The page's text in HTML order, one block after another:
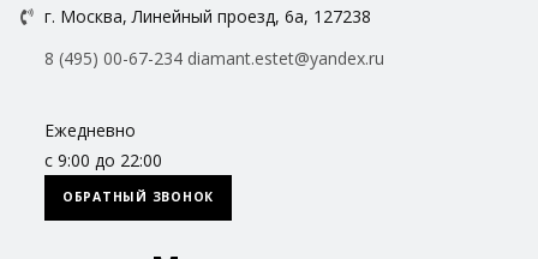
г. Москва, Линейный проезд, 6а, 127238
8 (495) 00-67-234 diamant.estet@yandex.ru
Ежедневно
с 9:00 до 22:00
ОБРАТНЫЙ ЗВОНОК